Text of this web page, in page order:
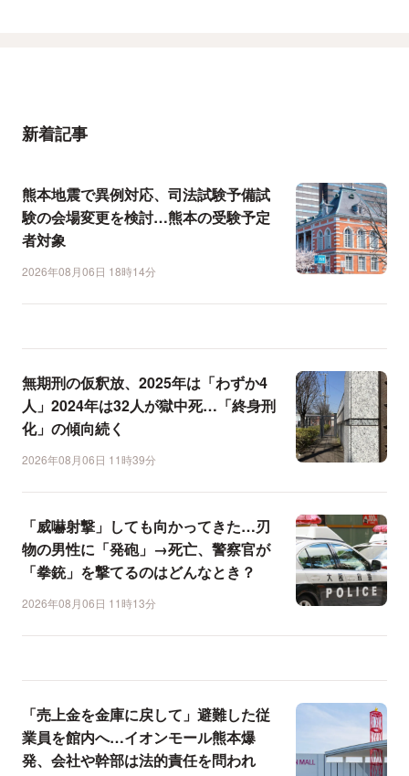
新着記事
熊本地震で異例対応、司法試験予備試
験の会場変更を検討…熊本の受験予定
者対象
2026年08月06日 18時14分
無期刑の仮釈放、2025年は「わずか4
人」2024年は32人が獄中死…「終身刑
化」の傾向続く
2026年08月06日 11時39分
「威嚇射撃」しても向かってきた…刃
物の男性に「発砲」→死亡、警察官が
「拳銃」を撃てるのはどんなとき？
2026年08月06日 11時13分
「売上金を金庫に戻して」避難した従
業員を館内へ…イオンモール熊本爆
発、会社や幹部は法的責任を問われ